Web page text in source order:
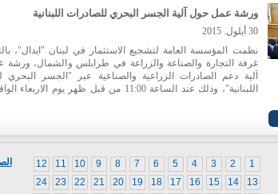
ورشة عمل حول آلية الجسر البحري للصادرات اللبنانية
30 أيلول. 2015
نظمت المؤسسة العامة لتشجيع الاستثمار في لبنان "ايدال"،
غرفة التجارة والصناعة والزراعة في طرابلس والشمال،
آلية دعم الصادرات الزراعية والصناعية عبر "الجسر البحري
1
2
3
4
5
6
7
8
9
10
11
12
13
14
15
16
17
18
19
20
21
22
23
24